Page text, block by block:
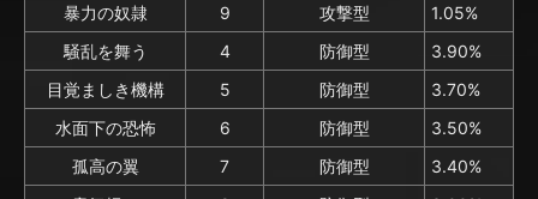
暴力の奴隷
9 攻撃型
1.05%
騒乱を舞う
4 防御型
3.90%
目覚ましき機構
5 防御型
3.70%
水面下の恐怖
6 防御型
3.50%
孤高の翼
7 防御型
3.40%